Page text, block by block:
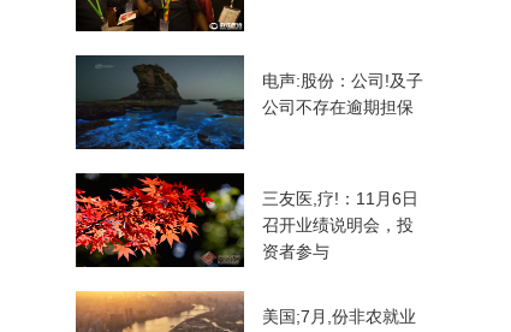
电声:股份：公司!及子
公司不存在逾期担保
三友医,疗!：11月6日
召开业绩说明会，投
资者参与
美国;7月,份非农就业